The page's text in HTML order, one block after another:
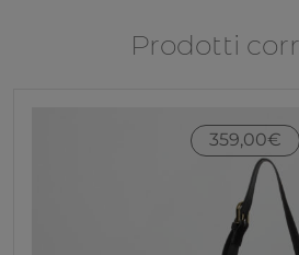
Prodotti
359,00€